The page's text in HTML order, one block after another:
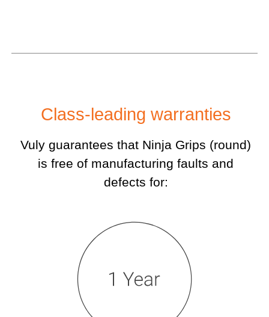
Class-leading warranties
Vuly guarantees that Ninja Grips (round)
is free of manufacturing faults and
defects for: